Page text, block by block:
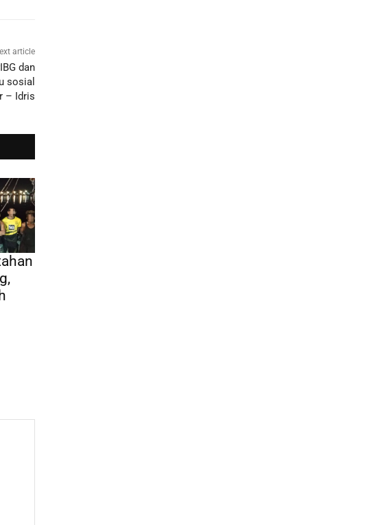
article
dan
sosial
– Idris